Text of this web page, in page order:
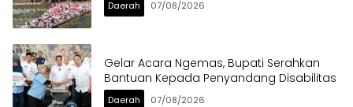
Daerah 07/08/2026
Gelar Acara Ngemas, Bupati Serahkan
Bantuan Kepada Penyandang Disabilitas
Daerah 07/08/2026